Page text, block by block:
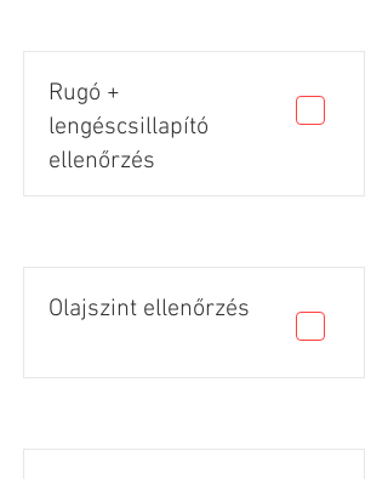
Rugó +
lengéscsillapító
ellenőrzés
Olajszint ellenőrzés